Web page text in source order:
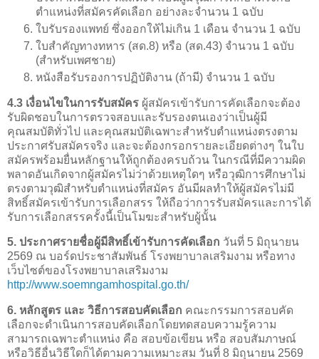
ตำแหน่งที่สมัครคัดเลือก อย่างละจำนวน 1 ฉบับ
ใบรับรองแพทย์ ซึ่งออกให้ไม่เกิน 1 เดือน จำนวน 1 ฉบับ
ใบสำคัญทางทหาร (สด.8) หรือ (สด.43) จำนวน 1 ฉบับ
(สำหรับเพศชาย)
หนังสือรับรองการปฏิบัติงาน (ถ้ามี) จำนวน 1 ฉบับ
4.3 เงื่อนไขในการรับสมัคร ผู้สมัครเข้ารับการคัดเลือกจะต้อง
รับผิดชอบในการตรวจสอบและรับรองตนเองว่าเป็นผู้มี
คุณสมบัติทั่วไป และคุณสมบัติเฉพาะสำหรับตำแหน่งตรงตาม
ประกาศรับสมัครจริง และจะต้องกรอกรายละเอียดต่างๆ ในใบ
สมัครพร้อมยื่นหลักฐานให้ถูกต้องครบถ้วน ในกรณีที่มีความผิด
พลาดอันเกิดจากผู้สมัครไม่ว่าด้วยเหตุใดๆ หรือวุฒิการศึกษาไม่
ตรงตามวุฒิสำหรับตำแหน่งที่สมัคร อันมีผลทำให้ผู้สมัครไม่มี
สิทธิ์สมัครเข้ารับการเลือกสรร ให้ถือว่าการรับสมัครและการได้
รับการเลือกสรรครั้งนี้เป็นโมฆะสำหรับผู้นั้น
5. ประกาศรายชื่อผู้มีสิทธิ์เข้ารับการคัดเลือก วันที่ 5 มิถุนายน
2569 ณ บอร์ดประชาสัมพันธ์ โรงพยาบาลเสริมงาม หรือทาง
เว็บไซต์ของโรงพยาบาลเสริมงาม
http://www.soemngamhospital.go.th/
6. หลักสูตร และ วิธีการสอบคัดเลือก คณะกรรมการสอบคัด
เลือกจะดำเนินการสอบคัดเลือกโดยทดสอบความรู้ความ
สามารถเฉพาะตำแหน่ง คือ สอบข้อเขียน หรือ สอบสัมภาษณ์
หรือวิธีอื่นวิธีใดก็ได้ตามความเหมาะสม วันที่ 8 มิถุนายน 2569